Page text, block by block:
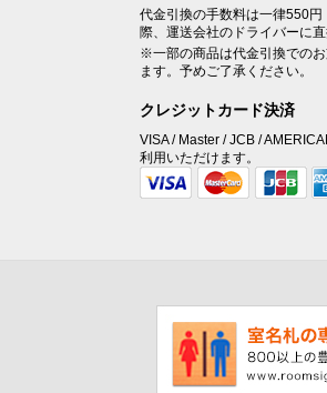
代金引換の手数料は一律550
際、運送会社のドライバーに直
※一部の商品は代金引換での
ます。予めご了承ください。
クレジットカード決済
VISA / Master / JCB /
利用いただけます。